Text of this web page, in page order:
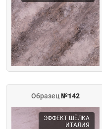
Образец№142
ЭФФЕКТ ШЁЛКА
ИТАЛИЯ